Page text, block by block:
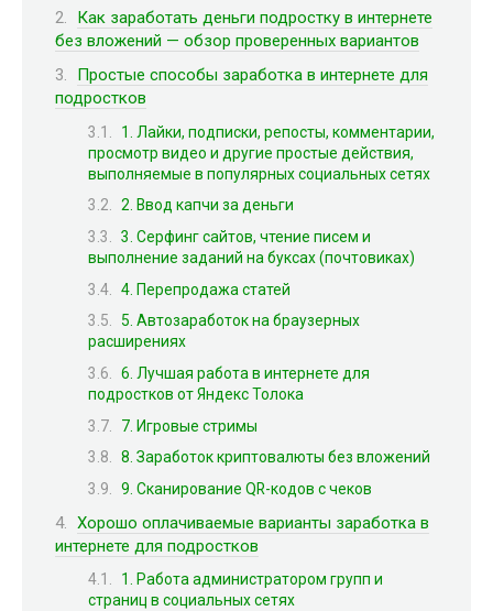
Как заработать деньги подростку в интернете
без вложений — обзор проверенных вариантов
Простые способы заработка в интернете для
подростков
1. Лайки, подписки, репосты, комментарии,
просмотр видео и другие простые действия,
выполняемые в популярных социальных сетях
2. Ввод капчи за деньги
3. Серфинг сайтов, чтение писем и
выполнение заданий на буксах (почтовиках)
4. Перепродажа статей
5. Автозаработок на браузерных
расширениях
6. Лучшая работа в интернете для
подростков от Яндекс Толока
7. Игровые стримы
8. Заработок криптовалюты без вложений
9. Сканирование QR-кодов с чеков
Хорошо оплачиваемые варианты заработка в
интернете для подростков
1. Работа администратором групп и
страниц в социальных сетях